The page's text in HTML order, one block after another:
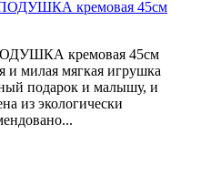
кремовая 45см
и милая мягкая игрушка
подарок и малышу, и
из экологически